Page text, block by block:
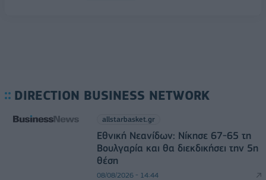
DIRECTION BUSINESS NETWORK
allstarbasket.gr
Εθνική Νεανίδων: Νίκησε 67-65 τη
Βουλγαρία και θα διεκδικήσει την 5η
θέση
08/08/2026 - 14:44